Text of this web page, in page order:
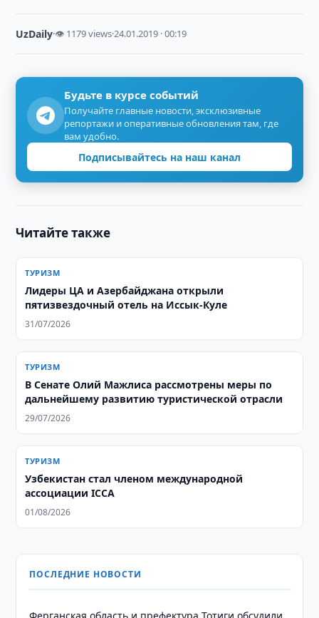
UzDaily·👁 1179 views·24.01.2019 · 00:19
Будьте в курсе событий
Получайте главные новости, эксклюзивные
репортажи и оперативные обновления там, где
вам удобно.
Подписывайтесь на наш канал
Читайте также
ТУРИЗМ
Лидеры ЦА и Азербайджана открыли
пятизвездочный отель на Иссык-Куле
31/07/2026
ТУРИЗМ
В Сенате Олий Мажлиса рассмотрены меры по
дальнейшему развитию туристической отрасли
29/07/2026
ТУРИЗМ
Узбекистан стал членом международной
ассоциации ICCA
01/08/2026
ПОСЛЕДНИЕ НОВОСТИ